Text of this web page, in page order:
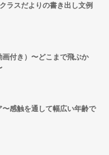
ラスだよりの書き出し文例
画付き）〜どこまで飛ぶか
感触を通して幅広い年齢で